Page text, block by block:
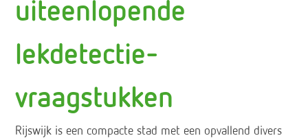
uiteenlopende
lekdetectie-
vraagstukken
Rijswijk is een compacte stad met een opvallend divers